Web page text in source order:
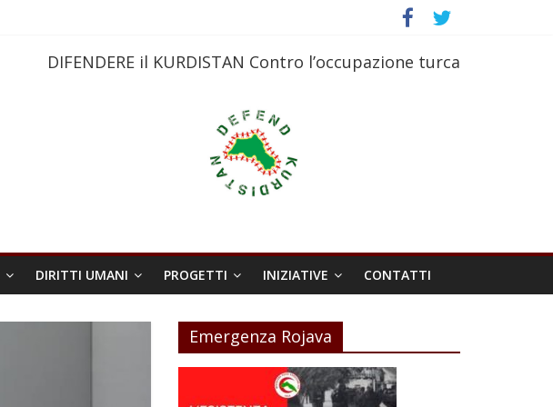
DIFENDERE il KURDISTAN Contro l’occupazione turca
DIRITTI UMANI PROGETTI INIZIATIVE CONTATTI
Emergenza Rojava